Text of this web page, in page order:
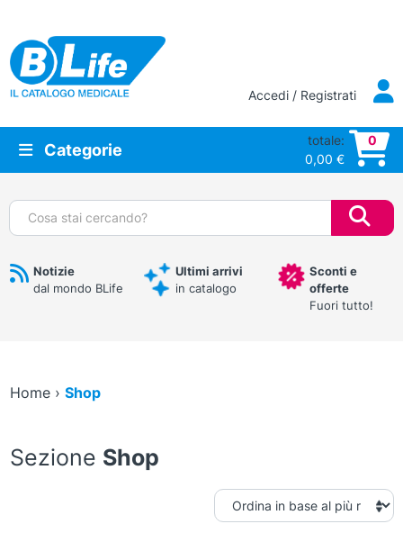
Vai al contenuto principale
Accedi / Registrati
Categorie
totale:
0,00 €
0
Cerca:
Notizie
dal mondo BLife
Ultimi arrivi
in catalogo
Sconti e
offerte
Fuori tutto!
Home› Shop
Sezione Shop